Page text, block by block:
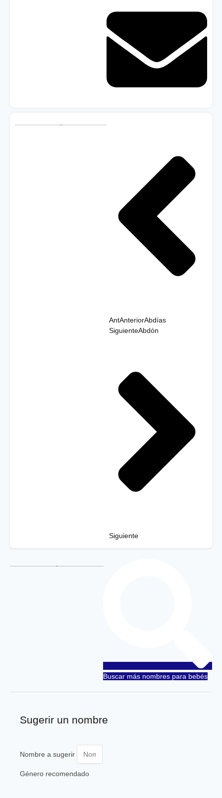
AntAnteriorAbdías
SiguienteAbdón
Siguiente
Buscar más nombres para bebés
Sugerir un nombre
Nombre a sugerir
Género recomendado